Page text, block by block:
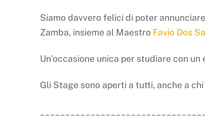
Siamo davvero felici di poter
Zamba, insieme al Maestro Favio Dos
Un’occasione unica per studiare con
Gli Stage sono aperti a tutti, anche a